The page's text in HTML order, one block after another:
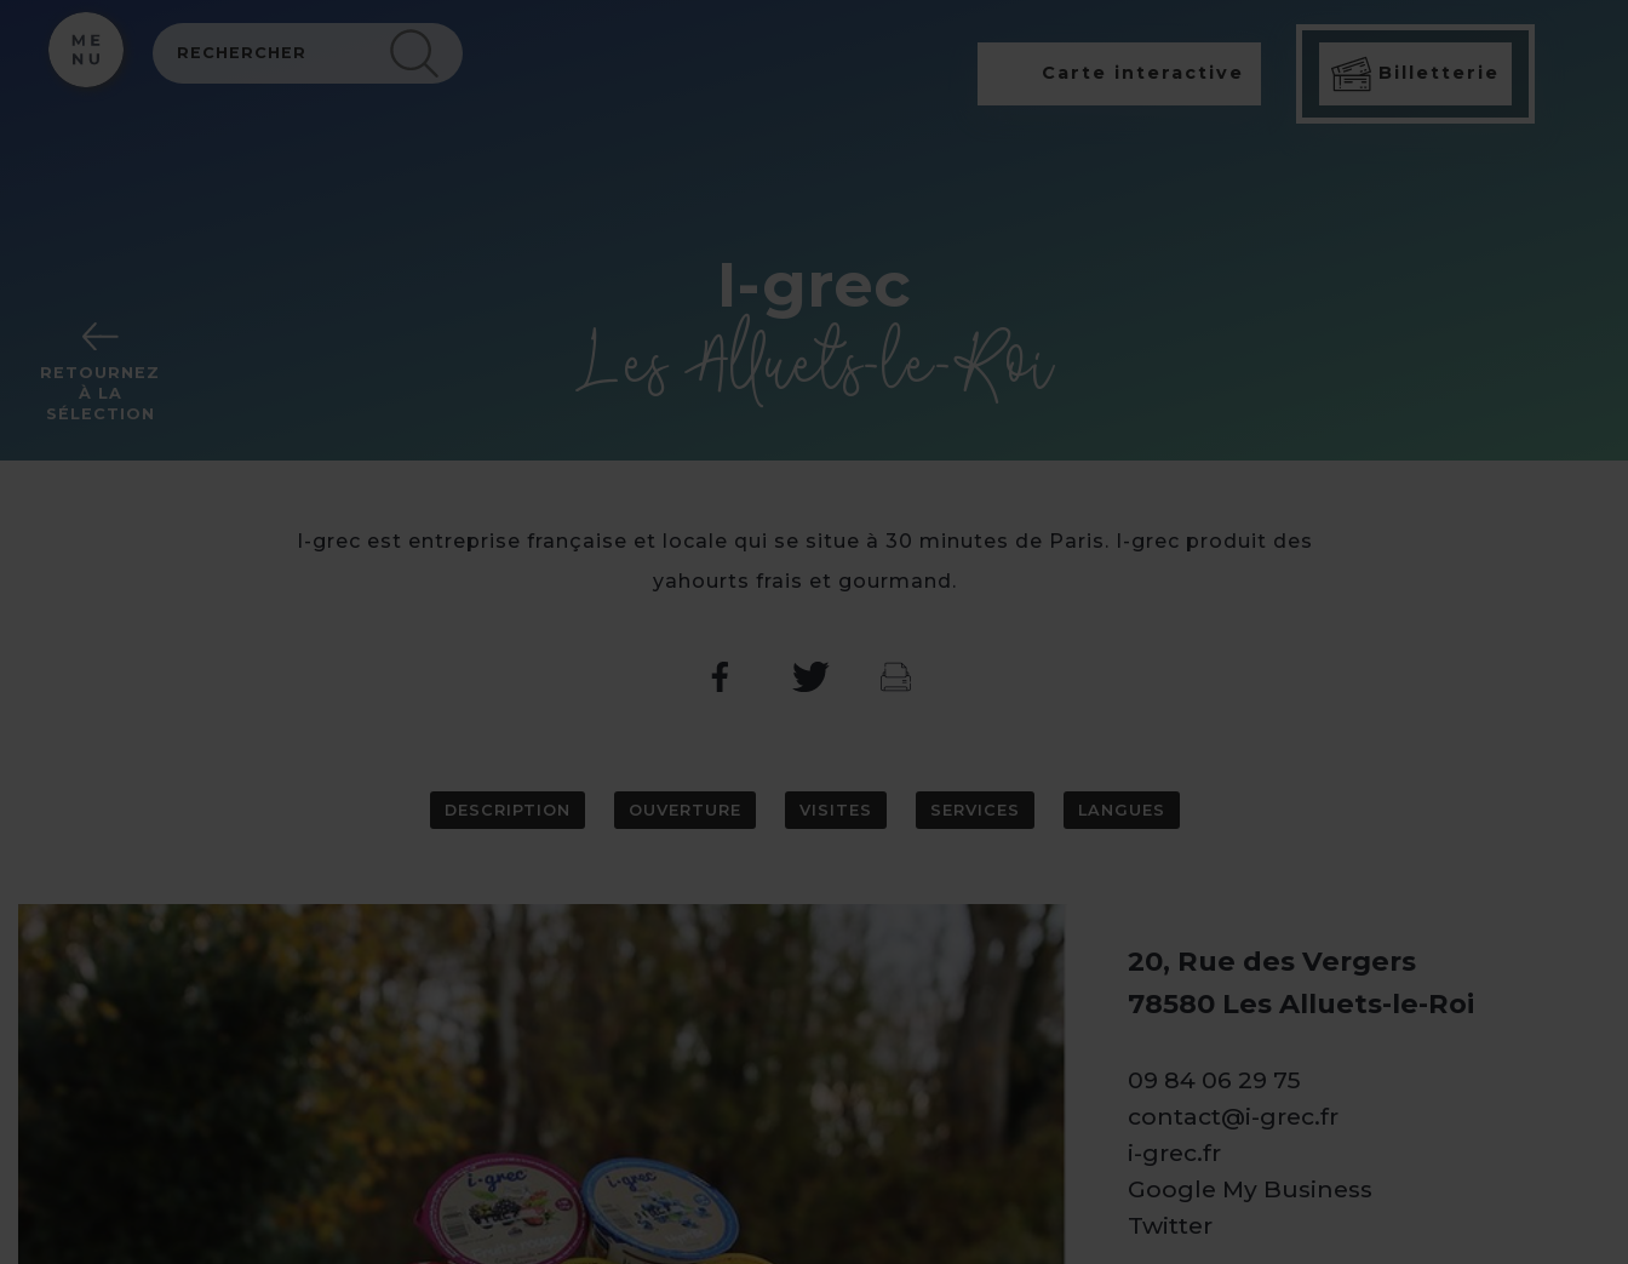
Carte interactive Billetterie
RETOURNEZ
À LA
SÉLECTION
I-grec
Les Alluets-le-Roi
I-grec est entreprise française et locale qui se situe à 30 minutes de Paris. I-grec produit des
yahourts frais et gourmand.
DESCRIPTION OUVERTURE VISITES SERVICES LANGUES
20, Rue des Vergers
78580 Les Alluets-le-Roi
09 84 06 29 75
contact@i-grec.fr
i-grec.fr
Google My Business
Twitter
Panneau de gestion des cookies